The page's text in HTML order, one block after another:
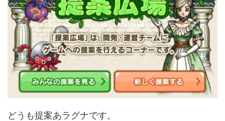
どうも提案あラグナです。